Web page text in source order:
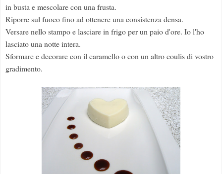
in busta e mescolare con una frusta.
Riporre sul fuoco fino ad ottenere una consistenza densa.
Versare nello stampo e lasciare in frigo per un paio d'ore. Io l'ho
lasciato una notte intera.
Sformare e decorare con il caramello o con un altro coulis di vostro
gradimento.